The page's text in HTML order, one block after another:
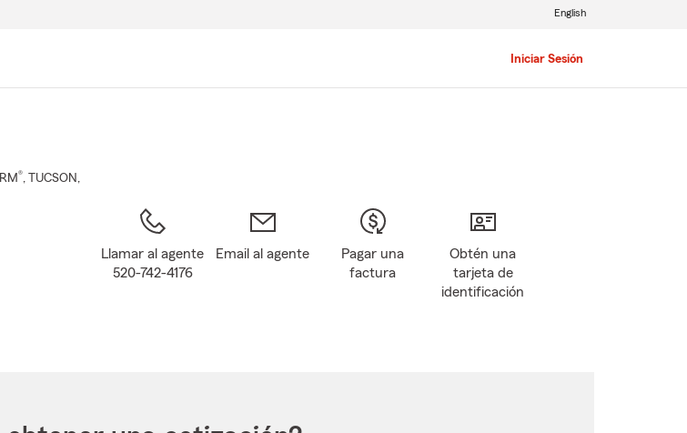
Iniciar Sesión
English
®, TUCSON ,
Llamar al agente
520-742-4176
Email al agente
Pagar una
factura
Obtén una
tarjeta de
identificación